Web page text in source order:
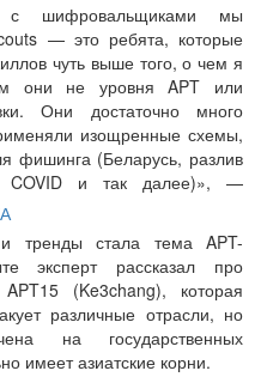
с шифровальщиками мы
— это ребята, которые
чуть выше того, о чем я
они не уровня APT или
Они достаточно много
изощренные схемы,
фишинга (Беларусь, разлив
COVID и так далее)», —
тренды стала тема APT-
эксперт рассказал про
(Ke3chang), которая
различные отрасли, но
на государственных
имеет азиатские корни.